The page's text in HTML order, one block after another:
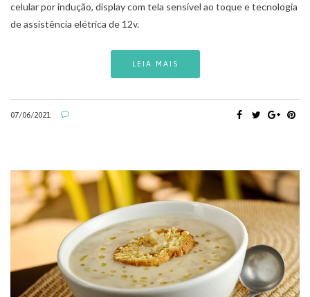
celular por indução, display com tela sensível ao toque e tecnologia
de assistência elétrica de 12v.
LEIA MAIS
07/06/2021